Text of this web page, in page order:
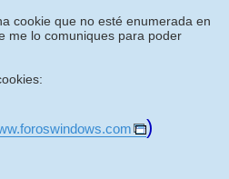
cookie que no esté enumerada en
me lo comuniques para poder
)